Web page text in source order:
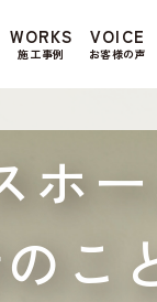
WORKS
施工事例
VOICE
お客様の声
ホー
こ
ではお客
ライバシー